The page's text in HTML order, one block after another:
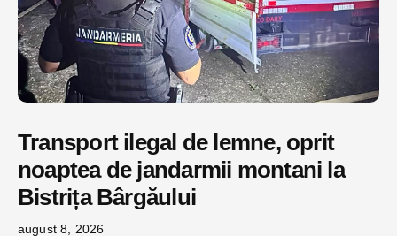
Transport ilegal de lemne, oprit
noaptea de jandarmii montani la
Bistrița Bârgăului
august 8, 2026